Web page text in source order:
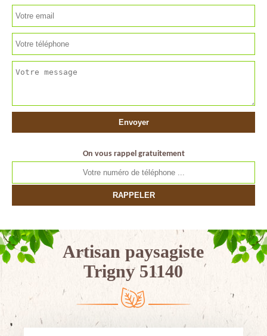
On vous rappel gratuitement
Artisan paysagiste
Trigny 51140